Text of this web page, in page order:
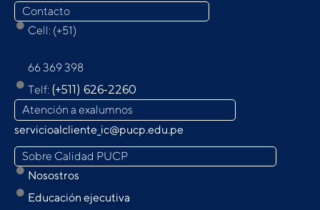
Contacto
Cell: (+51)
66 369 398
Telf: (+511) 626-2260
Atención a exalumnos
servicioalcliente_ic@pucp.edu.pe
Sobre Calidad PUCP
Nosostros
Educación ejecutiva